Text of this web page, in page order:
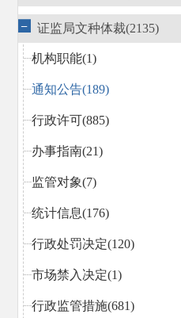
证监局文种体裁(2135)
机构职能(1)
通知公告(189)
行政许可(885)
办事指南(21)
监管对象(7)
统计信息(176)
行政处罚决定(120)
市场禁入决定(1)
行政监管措施(681)